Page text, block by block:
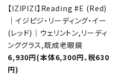
【IZIPIZI】Reading #E (Red)
｜イジピジ・リーディング・イー
(レッド)｜ウェリントン,リーディ
ンググラス,既成老眼鏡
6,930円(本体6,300円、税630
円)